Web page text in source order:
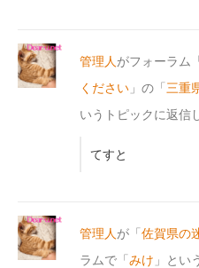
管理人 がフォーラム「
ください 」の「 三重
いうトピックに返信
てすと
管理人 が「 佐賀県の
ラムで「 みけ 」とい